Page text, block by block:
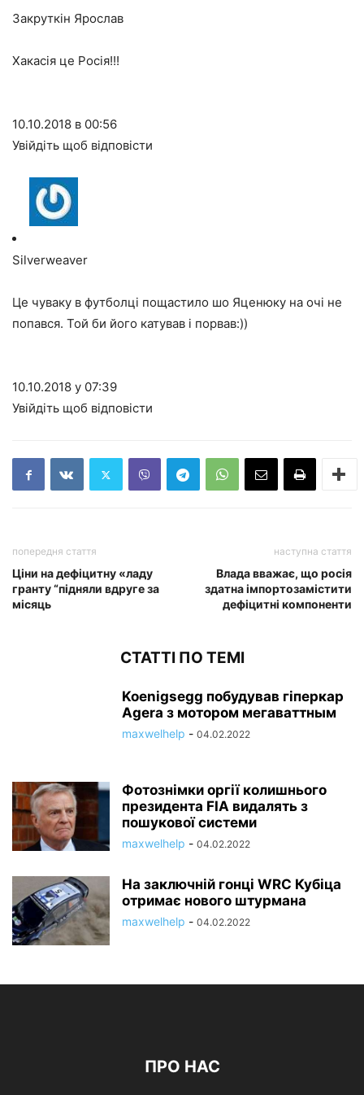
Закруткін Ярослав
Хакасія це Росія!!!
10.10.2018 в 00:56
Увійдіть щоб відповісти
Silverweaver
Це чуваку в футболці пощастило шо Яценюку на очі не
попався. Той би його катував і порвав:))
10.10.2018 у 07:39
Увійдіть щоб відповісти
попередня стаття
Ціни на дефіцитну «ладу
гранту “підняли вдруге за
місяць
наступна стаття
Влада вважає, що росія
здатна імпортозамістити
дефіцитні компоненти
СТАТТІ ПО ТЕМІ
Koenigsegg побудував гіперкар
Agera з мотором мегаваттным
maxwelhelp - 04.02.2022
Фотознімки оргії колишнього
президента FIA видалять з
пошукової системи
maxwelhelp - 04.02.2022
На заключній гонці WRC Кубіца
отримає нового штурмана
maxwelhelp - 04.02.2022
ПРО НАС